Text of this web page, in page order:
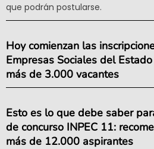
que podrán postularse.
Hoy comienzan las
Empresas Sociales del
más de 3.000 vacantes
Esto es lo que debe saber
de concurso INPEC 11:
más de 12.000 aspirantes